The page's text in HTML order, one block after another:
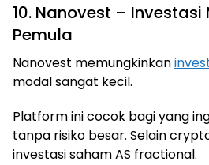
10. Nanovest –
Pemula
Nanovest memungkinkan
modal sangat kecil.
Platform ini cocok bagi yang
tanpa risiko besar. Selain
investasi saham AS fractional.